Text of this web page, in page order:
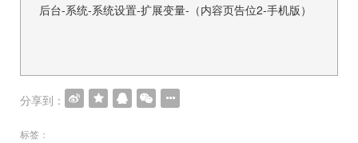
文
导
航
后台-系统-系统设置-扩展变量-（内容页告位2-手机版）
分享到：
标签：